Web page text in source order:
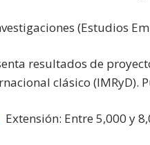
(Estudios
resultados de
clásico (IMRyD).
Extensión: Entre 5,000 y